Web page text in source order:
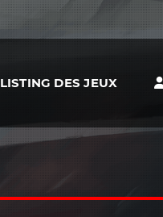
LISTING DES JEUX